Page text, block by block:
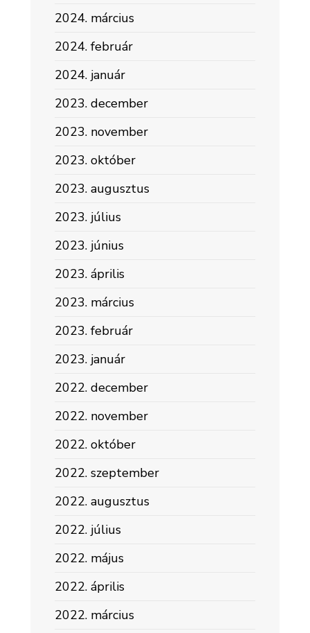
2024. március
2024. február
2024. január
2023. december
2023. november
2023. október
2023. augusztus
2023. július
2023. június
2023. április
2023. március
2023. február
2023. január
2022. december
2022. november
2022. október
2022. szeptember
2022. augusztus
2022. július
2022. május
2022. április
2022. március